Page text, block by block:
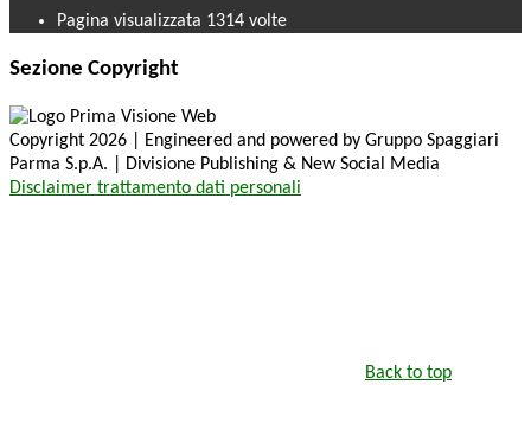
Pagina visualizzata 1314 volte
Sezione Copyright
Copyright 2026 | Engineered and powered by Gruppo Spaggiari
Parma S.p.A. | Divisione Publishing & New Social Media
Disclaimer trattamento dati personali
Back to top